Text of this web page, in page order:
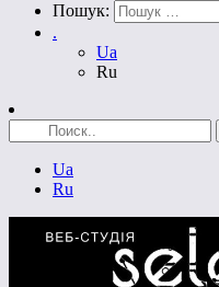
Пошук:
.
Ua
Ru
Ua
Ru